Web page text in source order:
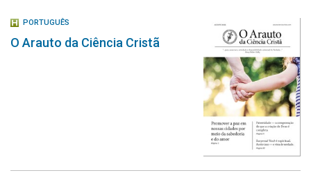
PORTUGUÊS
O Arauto da Ciência Cristã